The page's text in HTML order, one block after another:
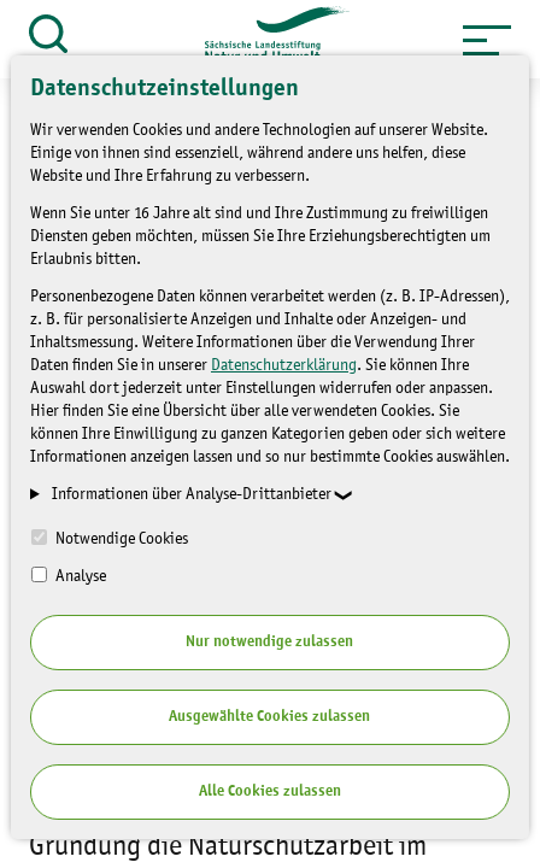
Datenschutzeinstellungen
Wir verwenden Cookies und andere Technologien auf unserer Website.
Einige von ihnen sind essenziell, während andere uns helfen, diese
Website und Ihre Erfahrung zu verbessern.
Wenn Sie unter 16 Jahre alt sind und Ihre Zustimmung zu freiwilligen
Diensten geben möchten, müssen Sie Ihre Erziehungsberechtigten um
Erlaubnis bitten.
Personenbezogene Daten können verarbeitet werden (z. B. IP-Adressen),
z. B. für personalisierte Anzeigen und Inhalte oder Anzeigen- und
Inhaltsmessung. Weitere Informationen über die Verwendung Ihrer
Daten finden Sie in unserer Datenschutzerklärung. Sie können Ihre
Auswahl dort jederzeit unter Einstellungen widerrufen oder anpassen.
Hier finden Sie eine Übersicht über alle verwendeten Cookies. Sie
können Ihre Einwilligung zu ganzen Kategorien geben oder sich weitere
Informationen anzeigen lassen und so nur bestimmte Cookies auswählen.
Informationen über Analyse-Drittanbieter
Notwendige Cookies
Analyse
Nur notwendige zulassen
Ausgewählte Cookies zulassen
Alle Cookies zulassen
Zum
Inhalt
springen
öffnen
Themen » Naturschutzstationen
» Überblick Naturschutzstationen
Naturschutzstation
"Östliche Oberlausitz"
ÜBERBLICK
NATURSCHUTZSTATIONEN
Die Naturschutzstation „Östliche
Oberlausitz“ e. V. unterstützt seit ihrer
Gründung die Naturschutzarbeit im